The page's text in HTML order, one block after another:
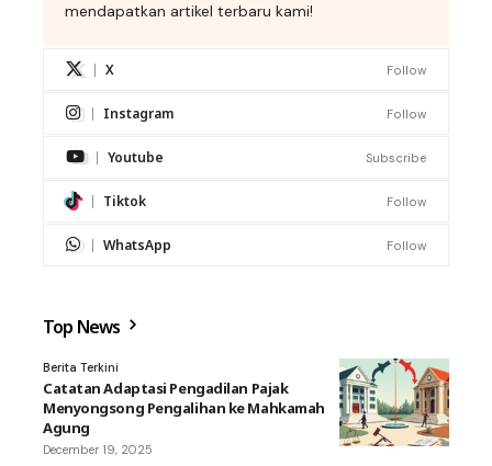
mendapatkan artikel terbaru kami!
X Follow
Instagram Follow
Youtube Subscribe
Tiktok Follow
WhatsApp Follow
Top News
Berita Terkini
Catatan Adaptasi Pengadilan Pajak
Menyongsong Pengalihan ke Mahkamah
Agung
December 19, 2025